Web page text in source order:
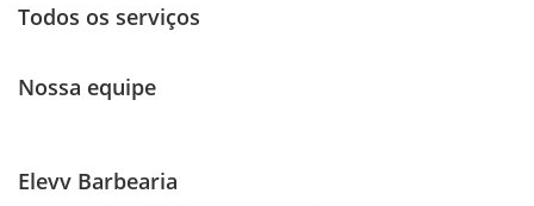
Todos os serviços
Nossa equipe
Elevv Barbearia